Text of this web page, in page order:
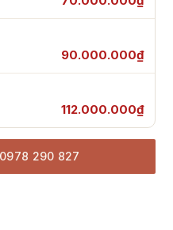
90.000.000₫
112.000.000₫
290 827